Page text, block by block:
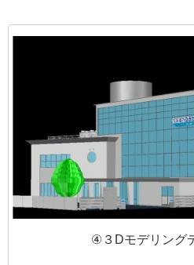
④３Dモデリング